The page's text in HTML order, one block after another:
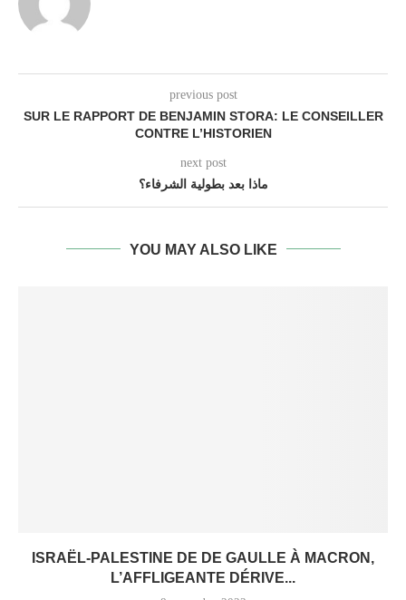
previous post
SUR LE RAPPORT DE BENJAMIN STORA: LE CONSEILLER
CONTRE L’HISTORIEN
next post
ماذا بعد بطولية الشرفاء؟
YOU MAY ALSO LIKE
ISRAËL-PALESTINE DE DE GAULLE À MACRON,
L’AFFLIGEANTE DÉRIVE...